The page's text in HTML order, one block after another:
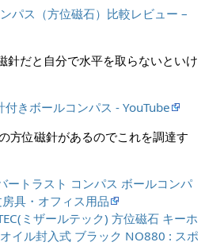
パス（方位磁石）比較レビュー –
針だと自分で水平を取らないといけ
きボールコンパス - YouTube
方位磁針があるのでこれを調達す
ートラスト コンパス ボールコンパ
具・オフィス用品
ミザールテック) 方位磁石 キーホ
イル封入式 ブラック NO880 : スポ